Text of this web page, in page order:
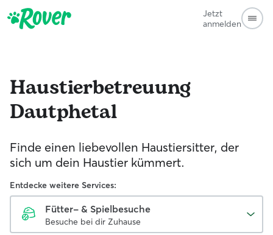
Jetzt
anmelden
Haustierbetreuung
Dautphetal
Finde einen liebevollen Haustiersitter, der
sich um dein Haustier kümmert.
Entdecke weitere Services:
Fütter- & Spielbesuche
Besuche bei dir Zuhause